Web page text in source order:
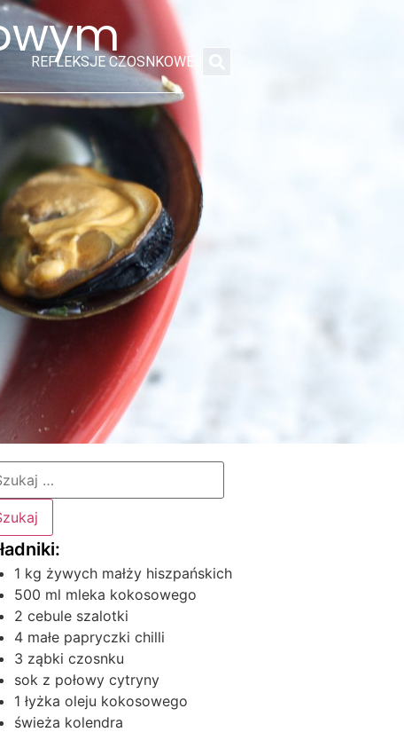
REFLEKSJE CZOSNKOWEJ
1 kg żywych małży hiszpańskich
500 ml mleka kokosowego
2 cebule szalotki
4 małe papryczki chilli
3 ząbki czosnku
sok z połowy cytryny
1 łyżka oleju kokosowego
świeża kolendra